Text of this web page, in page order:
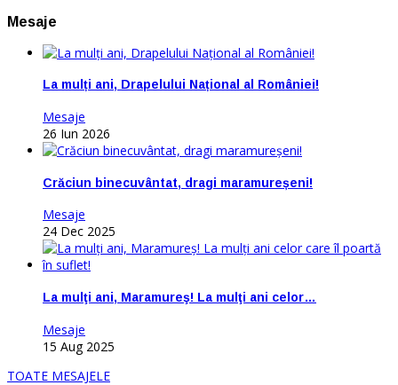
Mesaje
La mulți ani, Drapelului Național al României!
Mesaje
26 Iun 2026
Crăciun binecuvântat, dragi maramureșeni!
Mesaje
24 Dec 2025
La mulţi ani, Maramureş! La mulţi ani celor…
Mesaje
15 Aug 2025
TOATE MESAJELE